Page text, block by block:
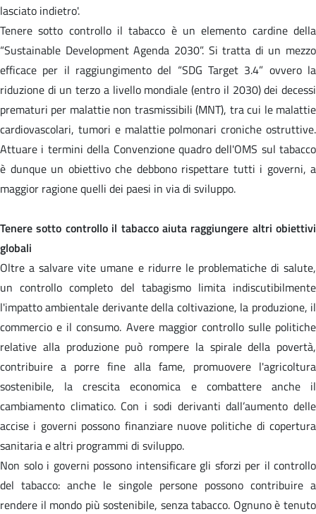
lasciato indietro'.
Tenere sotto controllo il tabacco è un elemento cardine della
“Sustainable Development Agenda 2030”. Si tratta di un mezzo
efficace per il raggiungimento del “SDG Target 3.4” ovvero la
riduzione di un terzo a livello mondiale (entro il 2030) dei decessi
prematuri per malattie non trasmissibili (MNT), tra cui le malattie
cardiovascolari, tumori e malattie polmonari croniche ostruttive.
Attuare i termini della Convenzione quadro dell'OMS sul tabacco
è dunque un obiettivo che debbono rispettare tutti i governi, a
maggior ragione quelli dei paesi in via di sviluppo.
Tenere sotto controllo il tabacco aiuta raggiungere altri obiettivi
globali
Oltre a salvare vite umane e ridurre le problematiche di salute,
un controllo completo del tabagismo limita indiscutibilmente
l'impatto ambientale derivante della coltivazione, la produzione, il
commercio e il consumo. Avere maggior controllo sulle politiche
relative alla produzione può rompere la spirale della povertà,
contribuire a porre fine alla fame, promuovere l'agricoltura
sostenibile, la crescita economica e combattere anche il
cambiamento climatico. Con i sodi derivanti dall’aumento delle
accise i governi possono finanziare nuove politiche di copertura
sanitaria e altri programmi di sviluppo.
Non solo i governi possono intensificare gli sforzi per il controllo
del tabacco: anche le singole persone possono contribuire a
rendere il mondo più sostenibile, senza tabacco. Ognuno è tenuto